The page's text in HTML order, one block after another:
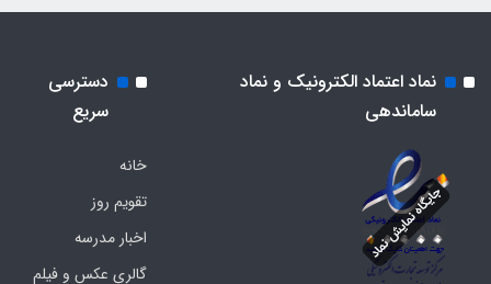
نماد اعتماد الکترونیک و نماد
ساماندهی
دسترسی
سریع
خانه
تقویم روز
اخبار مدرسه
گالری عکس و فیلم